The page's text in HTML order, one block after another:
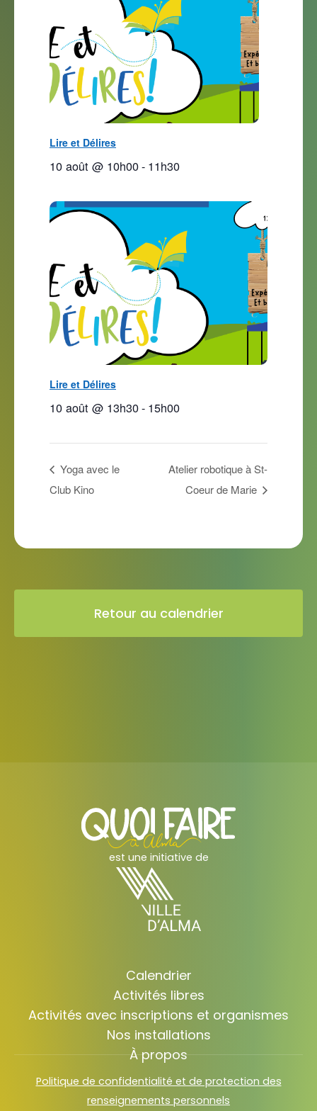
Lire et Délires
10 août @ 10h00- 11h30
Lire et Délires
10 août @ 13h30- 15h00
Yoga avec le
Club Kino
Atelier robotique à St-
Coeur de Marie
Retour au calendrier
est une initiative de
Calendrier
Activités libres
Activités avec inscriptions et organismes
Nos installations
À propos
Politique de confidentialité et de protection des
renseignements personnels